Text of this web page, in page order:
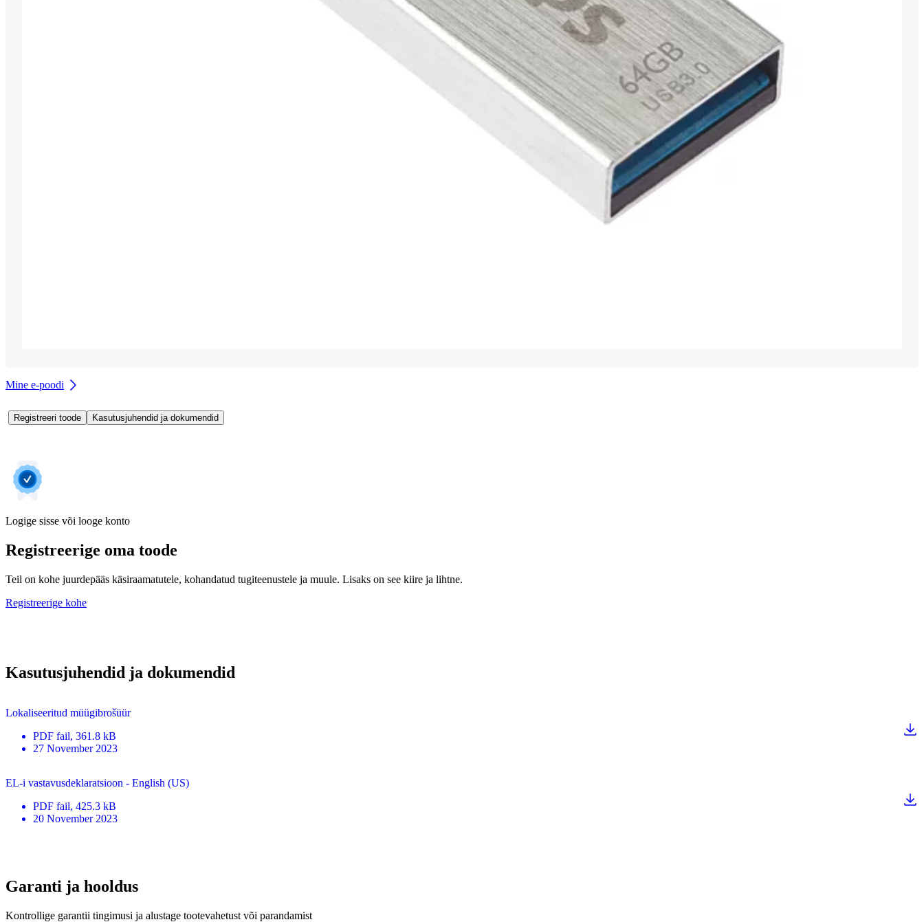
Mine e-poodi
Registreeri toode Kasutusjuhendid ja dokumendid
Logige sisse või looge konto
Registreerige oma toode
Teil on kohe juurdepääs käsiraamatutele, kohandatud tugiteenustele ja muule. Lisaks on see kiire ja lihtne.
Registreerige kohe
Kasutusjuhendid ja dokumendid
Lokaliseeritud müügibrošüür
PDF fail, 361.8 kB
27 November 2023
EL-i vastavusdeklaratsioon - English (US)
PDF fail, 425.3 kB
20 November 2023
Garanti ja hooldus
Kontrollige garantii tingimusi ja alustage tootevahetust või parandamist